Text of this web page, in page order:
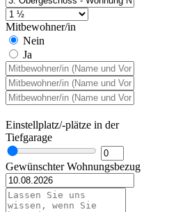
Mitbewohner/in
Nein
Ja
Einstellplatz/-plätze in der
Tiefgarage
Gewünschter Wohnungsbezug